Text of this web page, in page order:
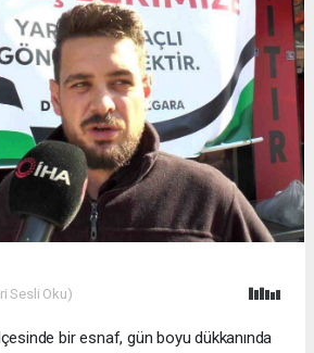
Sesli Oku)
bir esnaf, gün boyu dükkanında